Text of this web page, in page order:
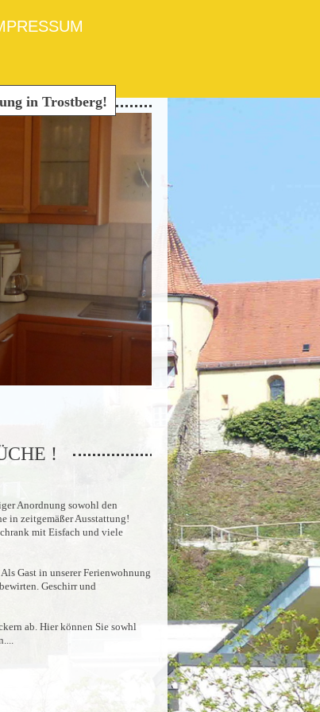
in Trostberg!
!
Anordnung sowohl den
in zeitgemäßer Ausstattung!
mit Eisfach und viele
Gast in unserer Ferienwohnung
Geschirr und
ab. Hier können Sie sowhl